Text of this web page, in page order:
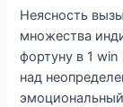
Неясность
множества
фортуну в 1
над